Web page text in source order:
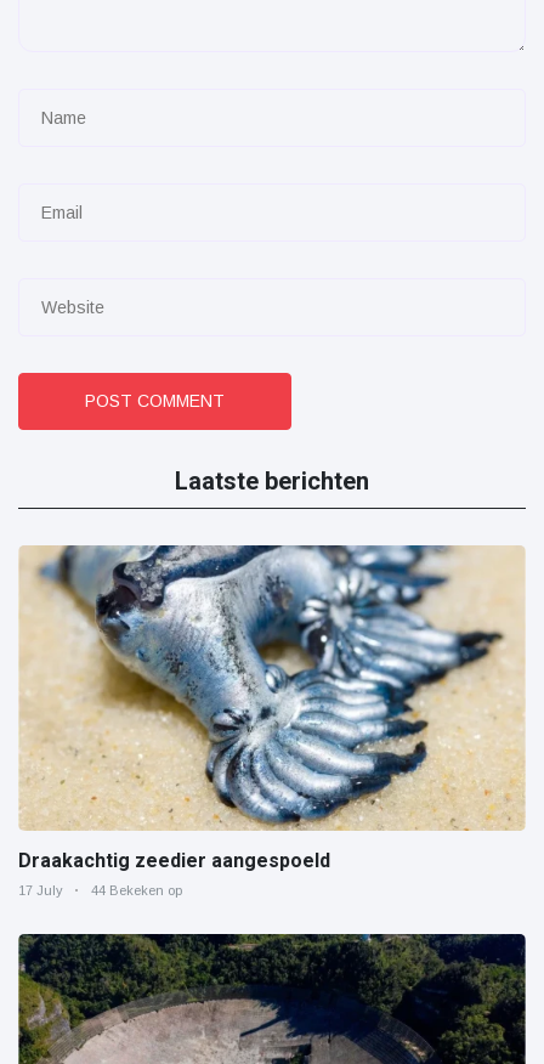
POST COMMENT
Laatste berichten
Draakachtig zeedier aangespoeld
17 July 44 Bekeken op